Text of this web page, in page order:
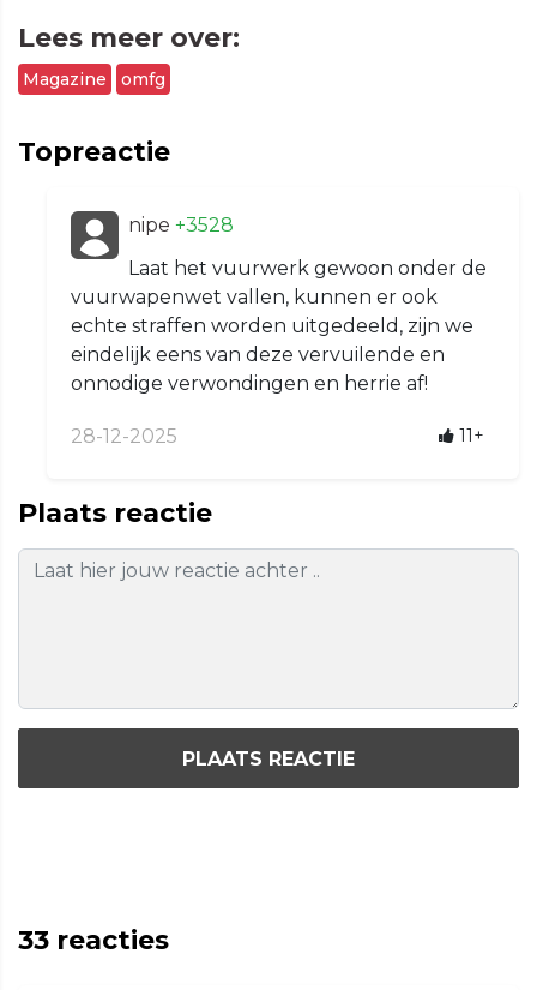
Lees meer over:
Magazine omfg
Topreactie
nipe +3528
Laat het vuurwerk gewoon onder de
vuurwapenwet vallen, kunnen er ook
echte straffen worden uitgedeeld, zijn we
eindelijk eens van deze vervuilende en
onnodige verwondingen en herrie af!
28-12-2025 11+
Plaats reactie
PLAATS REACTIE
33 reacties